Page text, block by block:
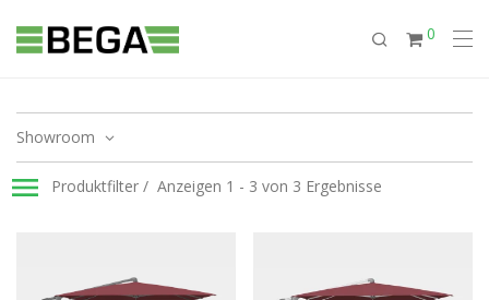
0
Showroom
Produktfilter Anzeigen 1 - 3 von 3 Ergebnisse